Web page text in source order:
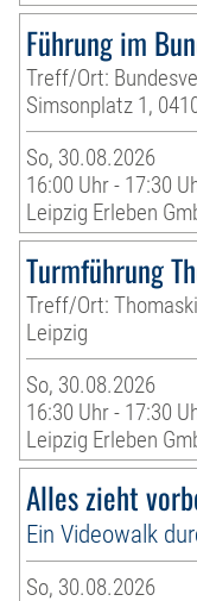
Führung im
Treff/Ort:
Simsonplatz 1,
So, 30.08.2026
16:00 Uhr - 17:30
Leipzig Erleben
Turmführung
Treff/Ort:
Leipzig
So, 30.08.2026
16:30 Uhr - 17:30
Leipzig Erleben
Alles zieht
Ein Videowalk
So, 30.08.2026